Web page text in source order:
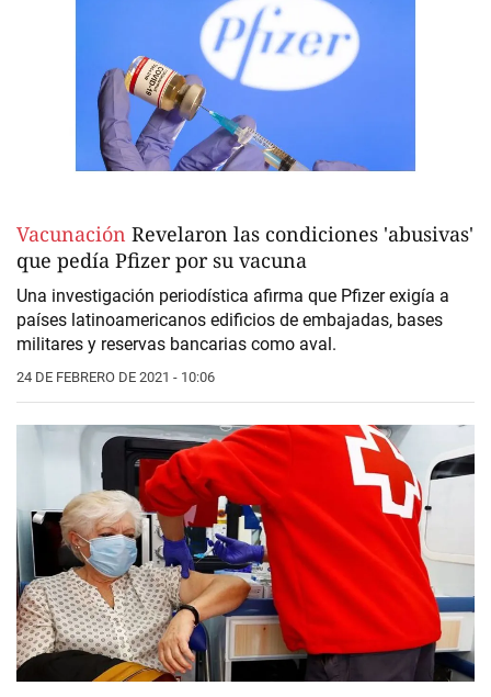
Vacunación Revelaron las condiciones 'abusivas'
que pedía Pfizer por su vacuna
Una investigación periodística afirma que Pfizer exigía a
países latinoamericanos edificios de embajadas, bases
militares y reservas bancarias como aval.
24 DE FEBRERO DE 2021 - 10:06